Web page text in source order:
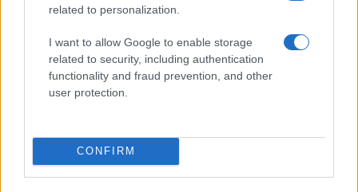
related to personalization.
I want to allow Google to enable storage
related to security, including authentication
functionality and fraud prevention, and other
user protection.
CONFIRM
Set cinematografici reali: gite in giornata per
appassionati
1 GIORNO OUT